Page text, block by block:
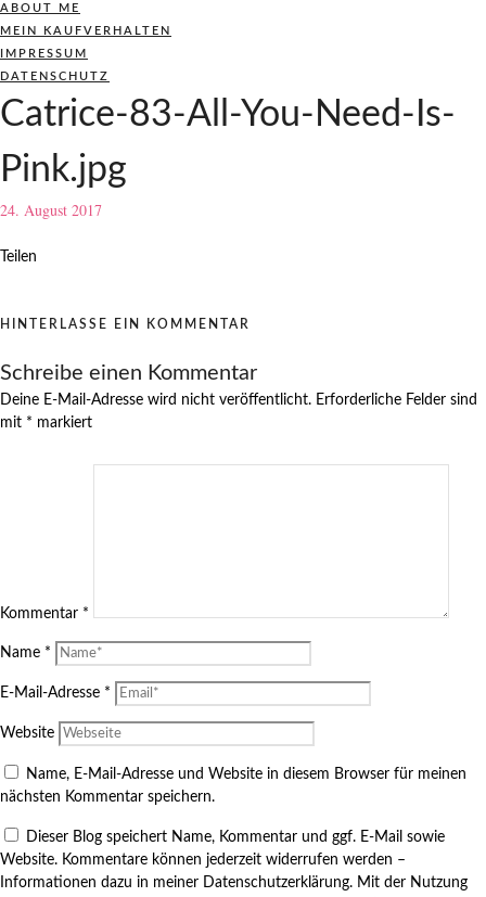
ABOUT ME
MEIN KAUFVERHALTEN
IMPRESSUM
DATENSCHUTZ
Catrice-83-All-You-Need-Is-
Pink.jpg
24. August 2017
Teilen
HINTERLASSE EIN KOMMENTAR
Schreibe einen Kommentar
Deine E-Mail-Adresse wird nicht veröffentlicht. Erforderliche Felder sind
mit * markiert
Kommentar *
Name *
E-Mail-Adresse *
Website
Name, E-Mail-Adresse und Website in diesem Browser für meinen
nächsten Kommentar speichern.
Dieser Blog speichert Name, Kommentar und ggf. E-Mail sowie
Website. Kommentare können jederzeit widerrufen werden –
Informationen dazu in meiner Datenschutzerklärung. Mit der Nutzung